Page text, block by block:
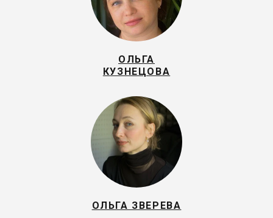
ОЛЬГА
КУЗНЕЦОВА
ОЛЬГА ЗВЕРЕВА